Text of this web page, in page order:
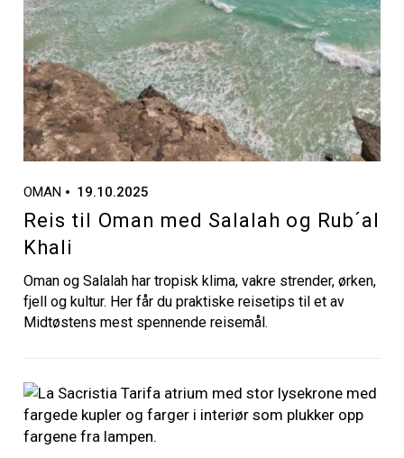
OMAN 19.10.2025
Reis til Oman med Salalah og Rub´al
Khali
Oman og Salalah har tropisk klima, vakre strender, ørken,
fjell og kultur. Her får du praktiske reisetips til et av
Midtøstens mest spennende reisemål.